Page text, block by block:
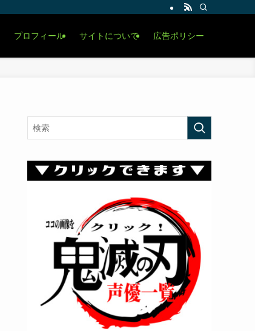
プロフィール サイトについて 広告ポリシー